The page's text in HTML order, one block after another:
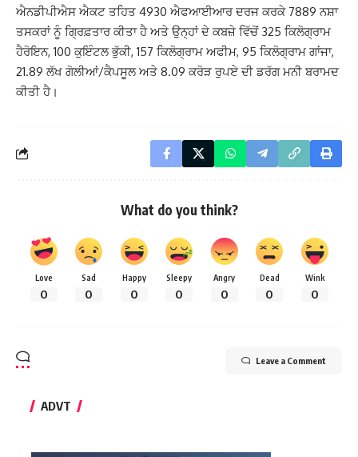
ਐਨਡੀਪੀਐਸ ਐਕਟ ਤਹਿਤ 4930 ਐਫਆਈਆਰ ਦਰਜ ਕਰਕੇ 7889 ਨਸ਼ਾ
ਤਸਕਰਾਂ ਨੂੰ ਗ੍ਰਿਫ਼ਤਾਰ ਕੀਤਾ ਹੈ ਅਤੇ ਉਨ੍ਹਾਂ ਦੇ ਕਬਜ਼ੇ ਵਿੱਚੋਂ 325 ਕਿਲੋਗ੍ਰਾਮ
ਹੈਰੋਇਨ, 100 ਕੁਇੰਟਲ ਭੁੱਕੀ, 157 ਕਿਲੋਗ੍ਰਾਮ ਅਫੀਮ, 95 ਕਿਲੋਗ੍ਰਾਮ ਗਾਂਜਾ,
21.89 ਲੱਖ ਗੋਲੀਆਂ/ਕੈਪਸੂਲ ਅਤੇ 8.09 ਕਰੋੜ ਰੁਪਏ ਦੀ ਡਰੱਗ ਮਨੀ ਬਰਾਮਦ
ਕੀਤੀ ਹੈ।
What do you think?
Love
0
Sad
0
Happy
0
Sleepy
0
Angry
0
Dead
0
Wink
0
Leave a Comment
ADVT